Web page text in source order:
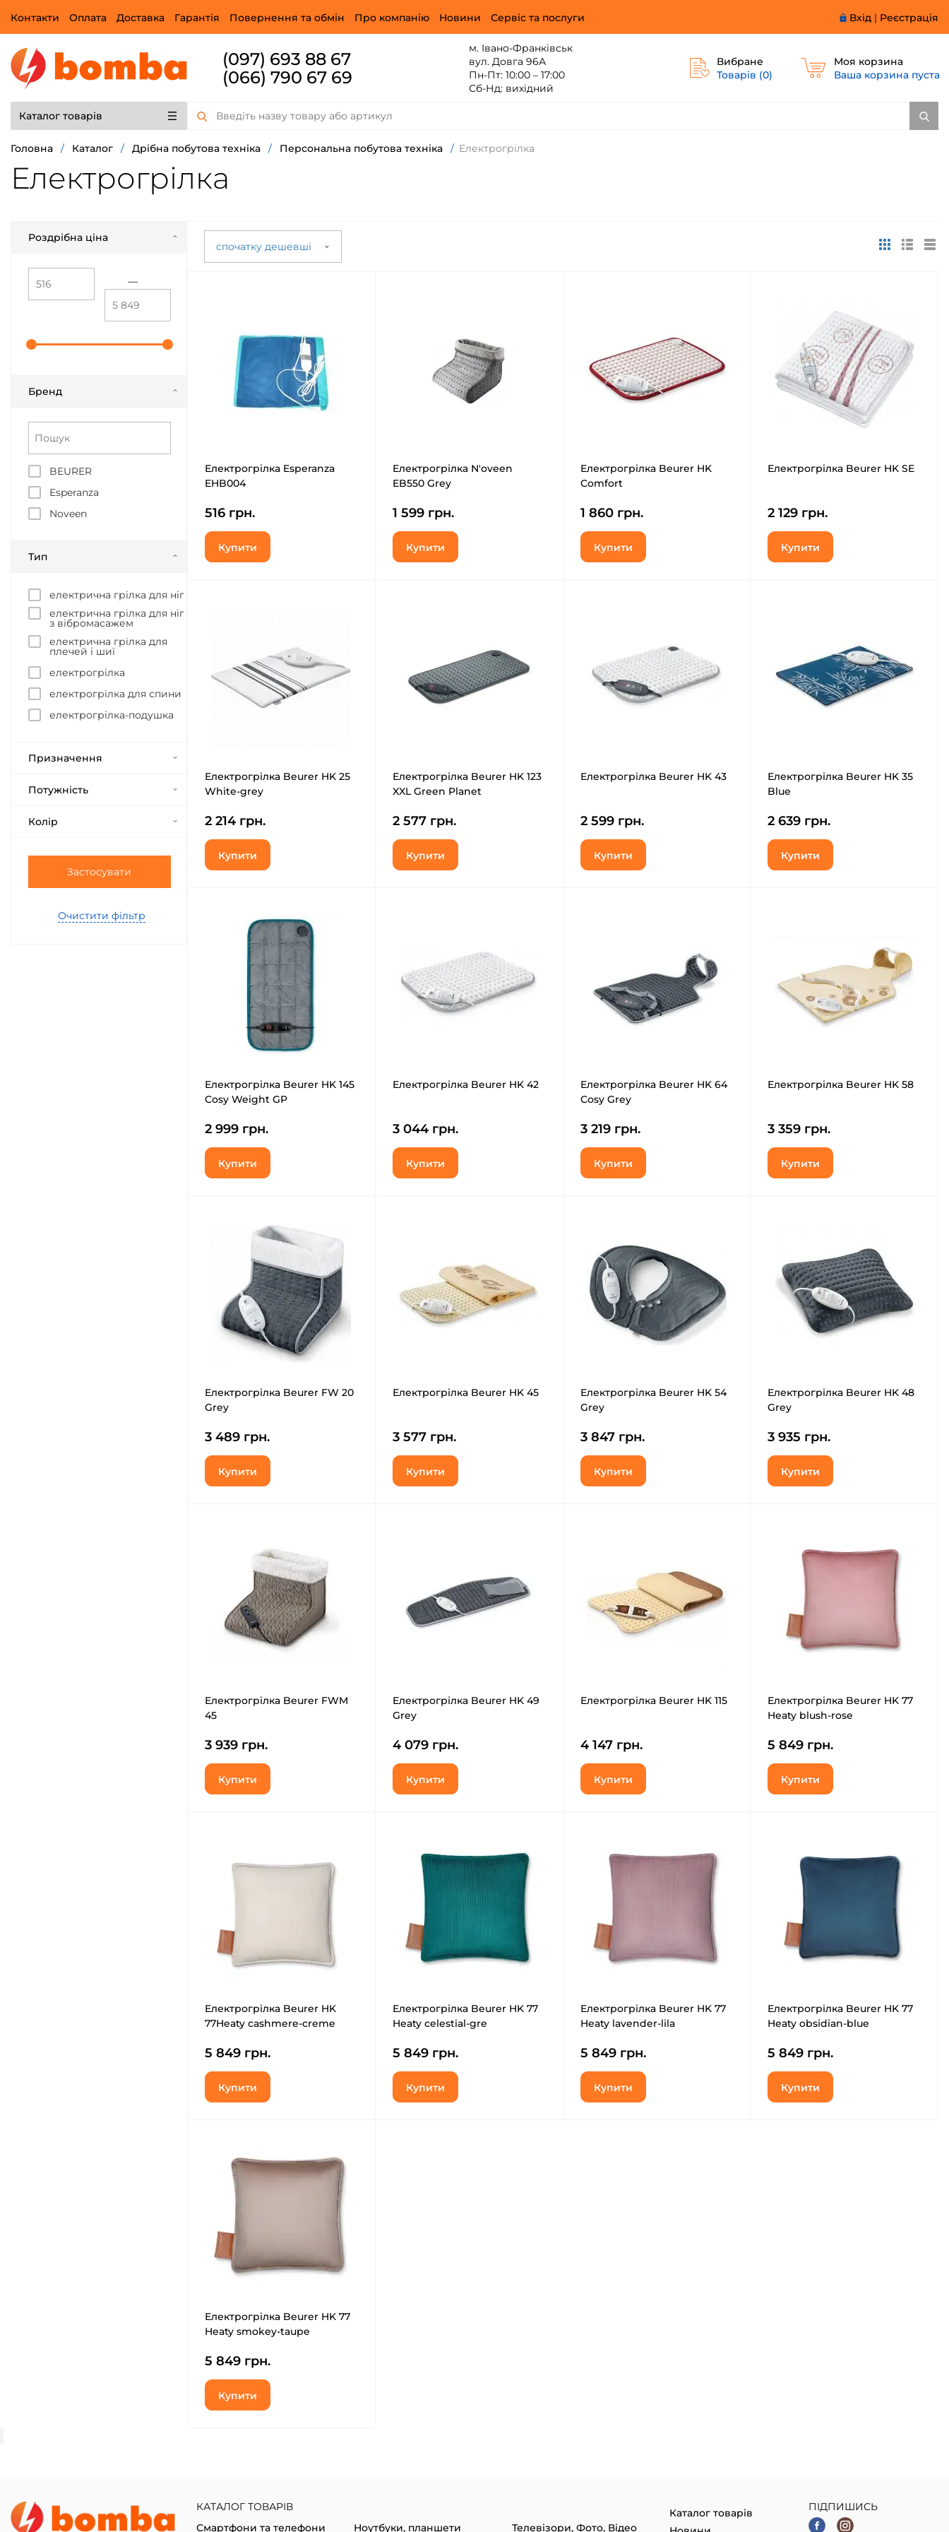
Вхід | Реєстрація
Контакти Оплата Доставка Гарантія Повернення та обмін Про компанію Новини Сервіс та послуги
(097) 693 88 67
(066) 790 67 69
м. Івано-Франківськ
вул. Довга 96А
Пн-Пт: 10:00 – 17:00
Сб-Нд: вихідний
Вибране
Товарів (0)
Моя корзина
Ваша корзина пуста
Каталог товарів
Головна / Каталог / Дрібна побутова техніка / Персональна побутова техніка / Електрогрілка
Електрогрілка
спочатку дешевші
Роздрібна ціна
—
Бренд
BEURER
Esperanza
Noveen
Тип
електрична грілка для ніг
електрична грілка для ніг
з вібромасажем
електрична грілка для
плечей і шиї
електрогрілка
електрогрілка для спини
електрогрілка-подушка
Призначення
Потужність
Колір
Застосувати
Очистити фільтр
Електрогрілка Esperanza
EHB004
516 грн.
Купити
Електрогрілка N'oveen
EB550 Grey
1 599 грн.
Купити
Електрогрілка Beurer HK
Comfort
1 860 грн.
Купити
Електрогрілка Beurer HK SE
2 129 грн.
Купити
Електрогрілка Beurer HK 25
White-grey
2 214 грн.
Купити
Електрогрілка Beurer HK 123
XXL Green Planet
2 577 грн.
Купити
Електрогрілка Beurer HK 43
2 599 грн.
Купити
Електрогрілка Beurer HK 35
Blue
2 639 грн.
Купити
Електрогрілка Beurer HK 145
Cosy Weight GP
2 999 грн.
Купити
Електрогрілка Beurer HK 42
3 044 грн.
Купити
Електрогрілка Beurer HK 64
Cosy Grey
3 219 грн.
Купити
Електрогрілка Beurer HK 58
3 359 грн.
Купити
Електрогрілка Beurer FW 20
Grey
3 489 грн.
Купити
Електрогрілка Beurer HK 45
3 577 грн.
Купити
Електрогрілка Beurer HK 54
Grey
3 847 грн.
Купити
Електрогрілка Beurer HK 48
Grey
3 935 грн.
Купити
Електрогрілка Beurer FWM
45
3 939 грн.
Купити
Електрогрілка Beurer HK 49
Grey
4 079 грн.
Купити
Електрогрілка Beurer HK 115
4 147 грн.
Купити
Електрогрілка Beurer HK 77
Heaty blush-rose
5 849 грн.
Купити
Електрогрілка Beurer HK
77Heaty cashmere-creme
5 849 грн.
Купити
Електрогрілка Beurer HK 77
Heaty celestial-gre
5 849 грн.
Купити
Електрогрілка Beurer HK 77
Heaty lavender-lila
5 849 грн.
Купити
Електрогрілка Beurer HK 77
Heaty obsidian-blue
5 849 грн.
Купити
Електрогрілка Beurer HK 77
Heaty smokey-taupe
5 849 грн.
Купити
КАТАЛОГ ТОВАРІВ
Смартфони та телефони
Ноутбуки, планшети Телевізори, Фото, Відео
Каталог товарів
ПІДПИШИСЬ